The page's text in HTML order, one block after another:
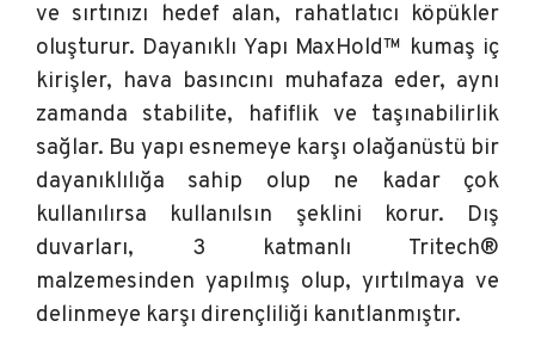
ve sırtınızı hedef alan, rahatlatıcı köpükler
oluşturur. Dayanıklı Yapı MaxHold™ kumaş iç
kirişler, hava basıncını muhafaza eder, aynı
zamanda stabilite, hafiflik ve taşınabilirlik
sağlar. Bu yapı esnemeye karşı olağanüstü bir
dayanıklılığa sahip olup ne kadar çok
kullanılırsa kullanılsın şeklini korur. Dış
duvarları, 3 katmanlı Tritech®
malzemesinden yapılmış olup, yırtılmaya ve
delinmeye karşı dirençliliği kanıtlanmıştır.